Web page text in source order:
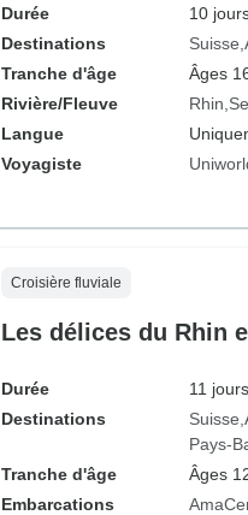
Durée
10
Destinations
Suisse
Tranche d'âge
Âges
Rivière/Fleuve
Rhin
Langue
Voyagiste
Croisière fluviale
Les délices du Rhin
Durée
11 jours
Destinations
Suisse
Pays-
Tranche d'âge
Âges
Embarcations